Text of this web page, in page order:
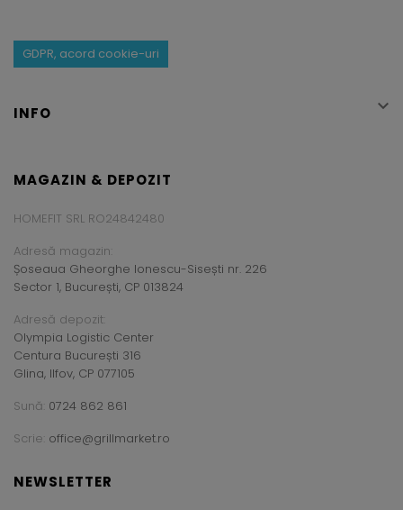
GDPR, acord cookie-uri
INFO 
MAGAZIN & DEPOZIT
HOMEFIT SRL RO24842480
Adresă magazin:
Șoseaua Gheorghe Ionescu-Sisești nr. 226
Sector 1, București, CP 013824
Adresă depozit:
Olympia Logistic Center
Centura București 316
Glina, Ilfov, CP 077105
Sună: 0724 862 861
Scrie: office@grillmarket.ro
NEWSLETTER